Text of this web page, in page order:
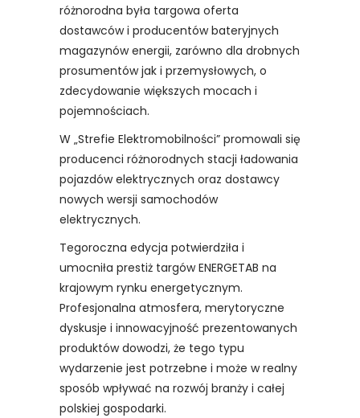
różnorodna była targowa oferta
dostawców i producentów bateryjnych
magazynów energii, zarówno dla drobnych
prosumentów jak i przemysłowych, o
zdecydowanie większych mocach i
pojemnościach.
W „Strefie Elektromobilności” promowali się
producenci różnorodnych stacji ładowania
pojazdów elektrycznych oraz dostawcy
nowych wersji samochodów
elektrycznych.
Tegoroczna edycja potwierdziła i
umocniła prestiż targów ENERGETAB na
krajowym rynku energetycznym.
Profesjonalna atmosfera, merytoryczne
dyskusje i innowacyjność prezentowanych
produktów dowodzi, że tego typu
wydarzenie jest potrzebne i może w realny
sposób wpływać na rozwój branży i całej
polskiej gospodarki.